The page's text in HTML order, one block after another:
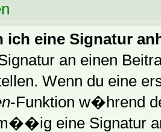
ich eine Signatur
an einen
Wenn du eine
-Funktion w�hrend
eine Signatur